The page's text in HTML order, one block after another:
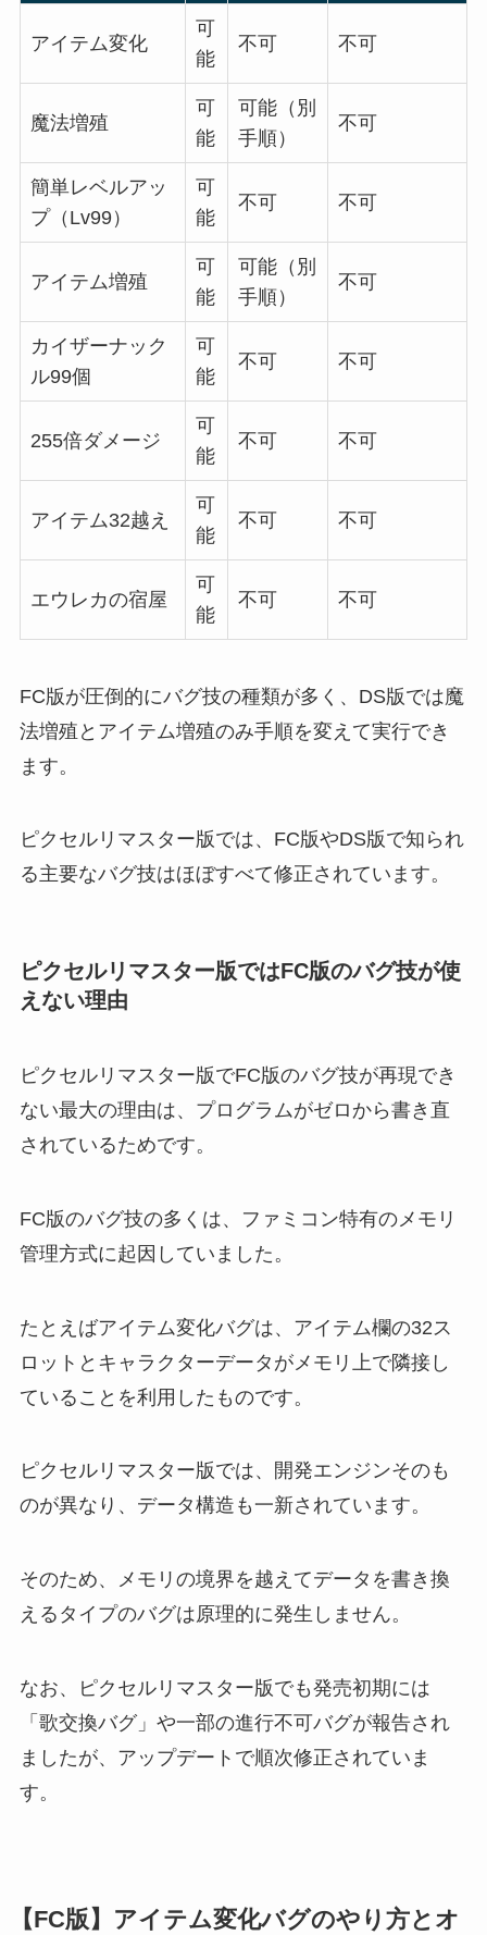
アイテム変化
可
能
不可 不可
魔法増殖
可
能
可能（別
手順）
不可
簡単レベルアッ
プ（Lv99）
可
能
不可 不可
アイテム増殖
可
能
可能（別
手順）
不可
カイザーナック
ル99個
可
能
不可 不可
255倍ダメージ
可
能
不可 不可
アイテム32越え
可
能
不可 不可
エウレカの宿屋
可
能
不可 不可
FC版が圧倒的にバグ技の種類が多く、DS版では魔
法増殖とアイテム増殖のみ手順を変えて実行でき
ます。
ピクセルリマスター版では、FC版やDS版で知られ
る主要なバグ技はほぼすべて修正されています。
ピクセルリマスター版ではFC版のバグ技が使
えない理由
ピクセルリマスター版でFC版のバグ技が再現でき
ない最大の理由は、プログラムがゼロから書き直
されているためです。
FC版のバグ技の多くは、ファミコン特有のメモリ
管理方式に起因していました。
たとえばアイテム変化バグは、アイテム欄の32ス
ロットとキャラクターデータがメモリ上で隣接し
ていることを利用したものです。
ピクセルリマスター版では、開発エンジンそのも
のが異なり、データ構造も一新されています。
そのため、メモリの境界を越えてデータを書き換
えるタイプのバグは原理的に発生しません。
なお、ピクセルリマスター版でも発売初期には
「歌交換バグ」や一部の進行不可バグが報告され
ましたが、アップデートで順次修正されていま
す。
【FC版】アイテム変化バグのやり方とオ